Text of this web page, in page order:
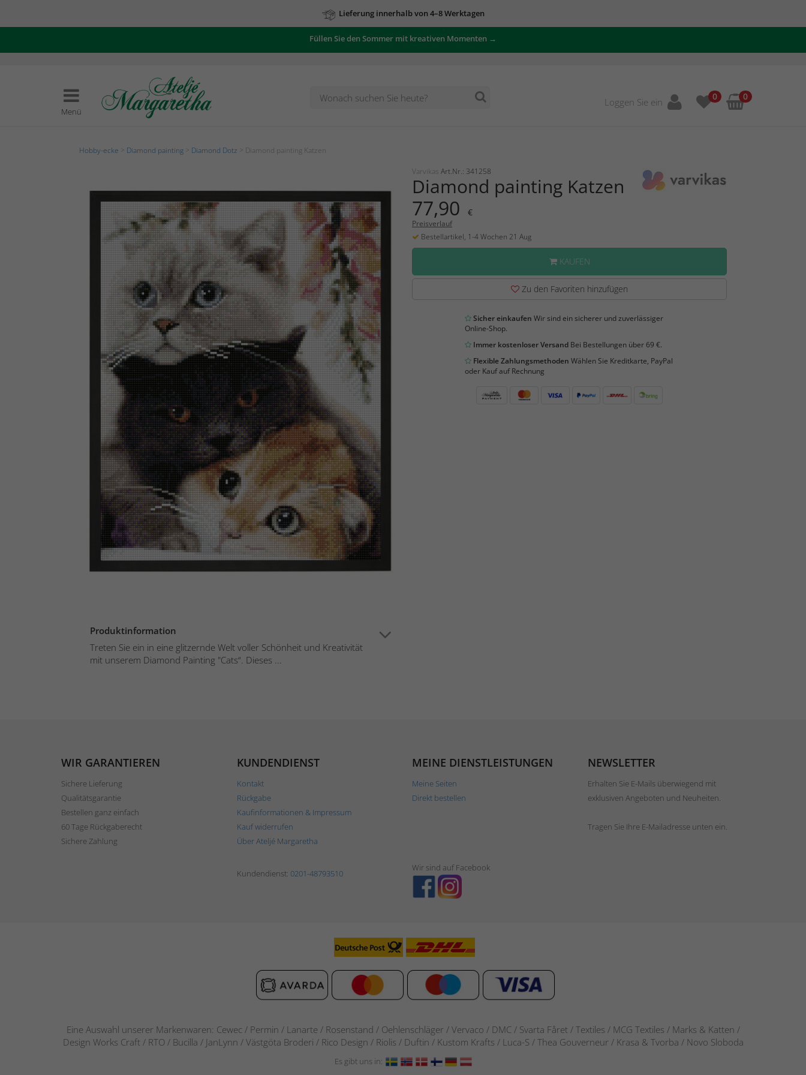
Lieferung innerhalb von 4–8 Werktagen
Füllen Sie den Sommer mit kreativen Momenten →
Menü
Loggen Sie ein 0 0
Hobby-ecke Diamond painting Diamond Dotz > Diamond painting Katzen
Produktinformation
Treten Sie ein in eine glitzernde Welt voller Schönheit und Kreativität
mit unserem Diamond Painting "Cats“. Dieses ...
Varvikas Art.Nr.: 341258
Diamond painting Katzen
77,90 €
Preisverlauf
Bestellartikel, 1-4 Wochen 21 Aug
KAUFEN
Zu den Favoriten hinzufügen
Sicher einkaufen Wir sind ein sicherer und zuverlässiger
Online-Shop.
Immer kostenloser VersandBei Bestellungen über 69 €.
Flexible Zahlungsmethoden Wählen Sie Kreditkarte, PayPal
oder Kauf auf Rechnung
WIR GARANTIEREN
Sichere Lieferung
Qualitätsgarantie
Bestellen ganz einfach
60 Tage Rückgaberecht
Sichere Zahlung
KUNDENDIENST
Kontakt
Rückgabe
Kaufinformationen & Impressum
Kauf widerrufen
Über Ateljé Margaretha
MEINE DIENSTLEISTUNGEN
Meine Seiten
Direkt bestellen
NEWSLETTER
Erhalten Sie E-Mails überwiegend mit
exklusiven Angeboten und Neuheiten.
Tragen Sie Ihre E-Mailadresse unten ein.
Kundendienst: 0201-48793510
Wir sind auf Facebook
Eine Auswahl unserer Markenwaren: Cewec / Permin / Lanarte / Rosenstand / Oehlenschläger / Vervaco / DMC / Svarta Fåret / Textiles / MCG Textiles / Marks & Katten /
Design Works Craft / RTO / Bucilla / JanLynn / Västgöta Broderi / Rico Design / Riolis / Duftin / Kustom Krafts / Luca-S / Thea Gouverneur / Krasa & Tvorba / Novo Sloboda
Es gibt uns in: